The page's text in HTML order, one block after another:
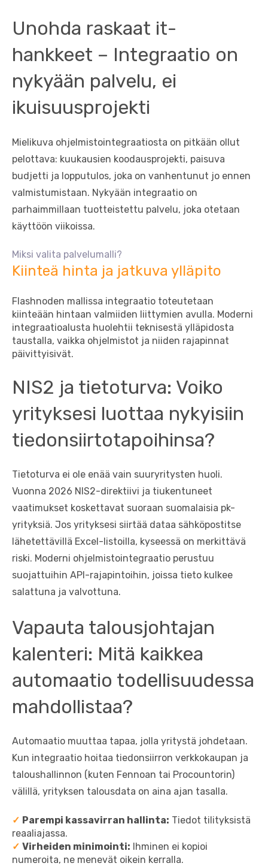
Unohda raskaat it-
hankkeet – Integraatio on
nykyään palvelu, ei
ikuisuusprojekti
Mielikuva ohjelmistointegraatiosta on pitkään ollut
pelottava: kuukausien koodausprojekti, paisuva
budjetti ja lopputulos, joka on vanhentunut jo ennen
valmistumistaan. Nykyään integraatio on
parhaimmillaan tuotteistettu palvelu, joka otetaan
käyttöön viikoissa.
Miksi valita palvelumalli?
Kiinteä hinta ja jatkuva ylläpito
Flashnoden mallissa integraatio toteutetaan
kiinteään hintaan valmiiden liittymien avulla. Moderni
integraatioalusta huolehtii teknisestä ylläpidosta
taustalla, vaikka ohjelmistot ja niiden rajapinnat
päivittyisivät.
NIS2 ja tietoturva: Voiko
yrityksesi luottaa nykyisiin
tiedonsiirtotapoihinsa?
Tietoturva ei ole enää vain suuryritysten huoli.
Vuonna 2026 NIS2-direktiivi ja tiukentuneet
vaatimukset koskettavat suoraan suomalaisia pk-
yrityksiä. Jos yrityksesi siirtää dataa sähköpostitse
lähetettävillä Excel-listoilla, kyseessä on merkittävä
riski. Moderni ohjelmistointegraatio perustuu
suojattuihin API-rajapintoihin, joissa tieto kulkee
salattuna ja valvottuna.
Vapauta talousjohtajan
kalenteri: Mitä kaikkea
automaatio todellisuudessa
mahdollistaa?
Automaatio muuttaa tapaa, jolla yritystä johdetaan.
Kun integraatio hoitaa tiedonsiirron verkkokaupan ja
taloushallinnon (kuten Fennoan tai Procountorin)
välillä, yrityksen talousdata on aina ajan tasalla.
✓ Parempi kassavirran hallinta: Tiedot tilityksistä
reaaliajassa.
✓ Virheiden minimointi: Ihminen ei kopioi
numeroita, ne menevät oikein kerralla.